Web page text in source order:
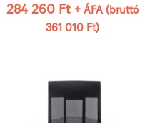
284 260 Ft + ÁFA (bruttó
361 010 Ft)